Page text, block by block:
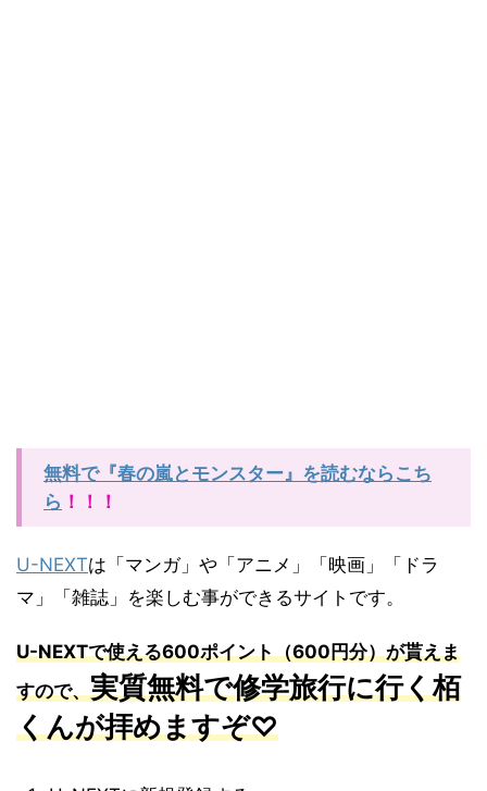
無料で『春の嵐とモンスター』を読むならこち
ら ！！！
U-NEXTは「マンガ」や「アニメ」「映画」「ドラ
マ」「雑誌」を楽しむ事ができるサイトです。
U-NEXTで使える600ポイント（600円分）が貰えま
すので、実質無料で修学旅行に行く栢
くんが拝めますぞ♡